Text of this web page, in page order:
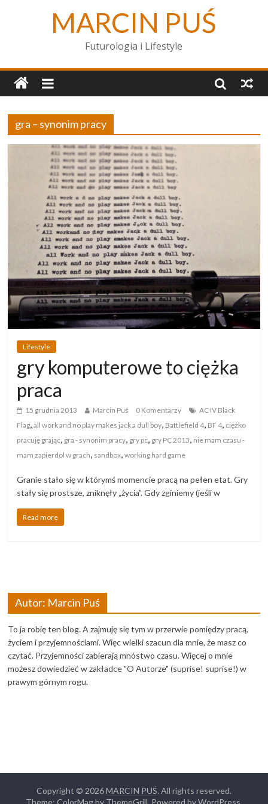
MARCIN PUŚ
Futurologia i Lifestyle
gra – synonim pracy
Lifestyle
gry komputerowe to ciężka
praca
15 grudnia 2013 Marcin Puś 0 Komentarzy
AC IV Black
Flag all work and no play makes jack a dull boy Battlefield 4, BF 4, ciężko
pracuję grając gra - synonim pracy gry pc gry PC 2013 nie mam czasu -
mam zapierdol w grach sandbox ,working hard game
Granie stało się w którymś momencie pracą na pełen etat. Gry
stały się prostsze, zniknęły „życia”. Gdy zginiemy (jeśli w
Read more
Autor: Marcin Puś
To ja robię ten blog. A zajmuję się tym w przerwie pomiędzy pracą,
życiem i przyjemnościami. Więc wielki szacun dla mnie, że masz co
czytać. Przyjemności zabierają mnóstwo czasu. Więcej o mnie
możesz dowiedzieć w zakładce "O Autorze" (suprise! suprise!) w
prawym górnym rogu.
Copyright © 2026MARCIN PUŚ. All rights reserved.
Theme: ColorMag by ThemeGrill . Powered byWordPress